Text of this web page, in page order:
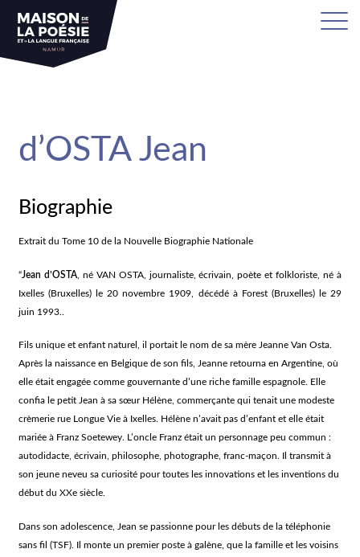
d’OSTA Jean
Biographie
Extrait du Tome 10 de la Nouvelle Biographie Nationale
“Jean d’OSTA, né VAN OSTA, journaliste, écrivain, poète et folkloriste, né à
Ixelles (Bruxelles) le 20 novembre 1909, décédé à Forest (Bruxelles) le 29
juin 1993..
Fils unique et enfant naturel, il portait le nom de sa mère Jeanne Van Osta.
Après la naissance en Belgique de son fils, Jeanne retourna en Argentine, où
elle était engagée comme gouvernante d’une riche famille espagnole. Elle
confia le petit Jean à sa sœur Hélène, commerçante qui tenait une modeste
crèmerie rue Longue Vie à Ixelles. Hélène n’avait pas d’enfant et elle était
mariée à Franz Soetewey. L’oncle Franz était un personnage peu commun :
autodidacte, écrivain, philosophe, photographe, franc-maçon. Il transmit à
son jeune neveu sa curiosité pour toutes les innovations et les inventions du
début du XXe siècle.
Dans son adolescence, Jean se passionne pour les débuts de la téléphonie
sans fil (TSF). Il monte un premier poste à galène, que la famille et les voisins